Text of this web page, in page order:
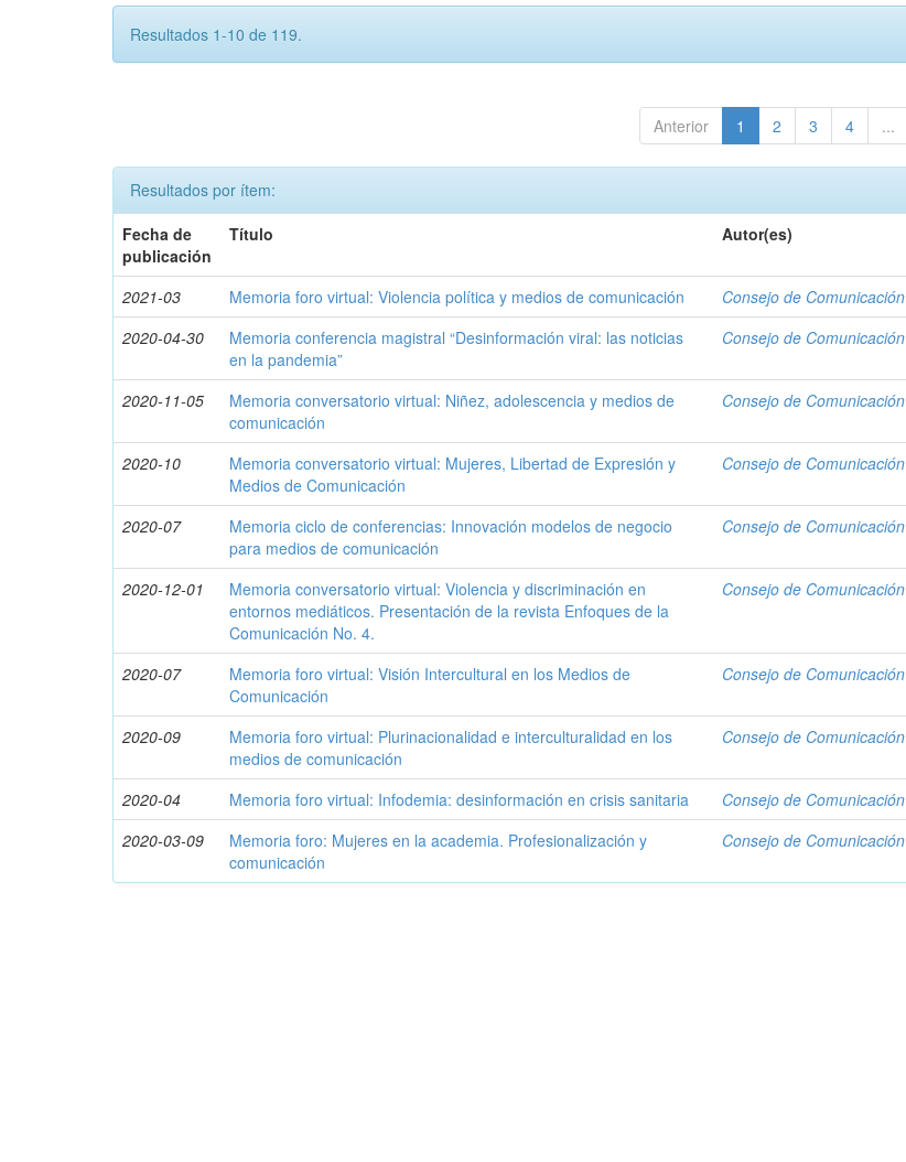
Resultados 1-10 de 119.
Anterior 1 2 3 4 ...
Resultados por ítem:
Fecha de
publicación
Título Autor(es)
2021-03 Memoria foro virtual: Violencia política y medios de comunicación
Consejo de Comunicación
2020-04-30
Memoria conferencia magistral “Desinformación viral: las noticias
en la pandemia”
Consejo de Comunicación
2020-11-05
Memoria conversatorio virtual: Niñez, adolescencia y medios de
comunicación
Consejo de Comunicación
2020-10
Memoria conversatorio virtual: Mujeres, Libertad de Expresión y
Medios de Comunicación
Consejo de Comunicación
2020-07
Memoria ciclo de conferencias: Innovación modelos de negocio
para medios de comunicación
Consejo de Comunicación
2020-12-01
Memoria conversatorio virtual: Violencia y discriminación en
entornos mediáticos. Presentación de la revista Enfoques de la
Comunicación No. 4.
Consejo de Comunicación
2020-07
Memoria foro virtual: Visión Intercultural en los Medios de
Comunicación
Consejo de Comunicación
2020-09
Memoria foro virtual: Plurinacionalidad e interculturalidad en los
medios de comunicación
Consejo de Comunicación
2020-04 Memoria foro virtual: Infodemia: desinformación en crisis sanitaria
Consejo de Comunicación
2020-03-09
Memoria foro: Mujeres en la academia. Profesionalización y
comunicación
Consejo de Comunicación